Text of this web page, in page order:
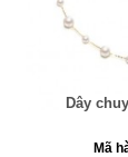
Dây
Mã